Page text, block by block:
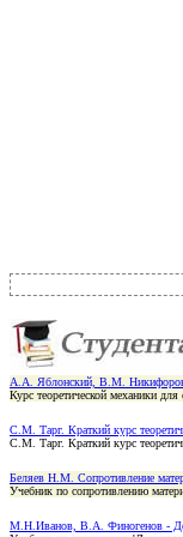
А.А. Яблонский, В.М.
Курс теоретической механики
С.М. Тарг. Краткий курс
С.М. Тарг. Краткий курс
Беляев Н.М. Сопротивление
Учебник по сопротивлению
М.Н.Иванов, В.А. Финогенов -